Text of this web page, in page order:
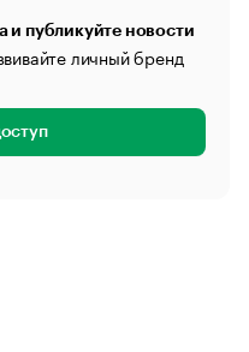
и публикуйте новости
личный бренд